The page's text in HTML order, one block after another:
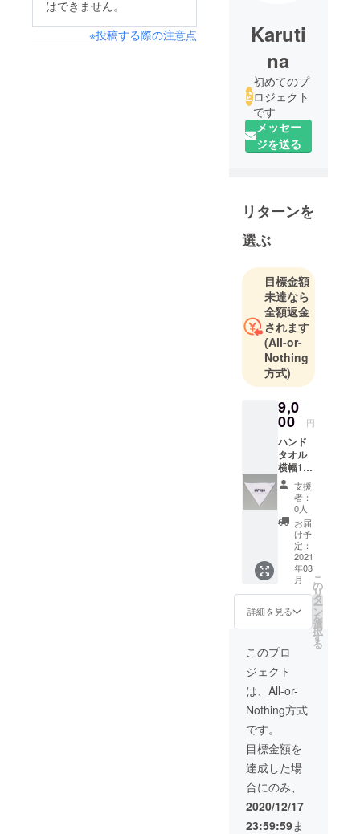
はできません。
※投稿する際の注意点
Karuti
na
初めてのプ
ロジェクト
です
メッセー
ジを送る
リターンを
選ぶ
目標金額
未達なら
全額返金
されます
(All-or-
Nothing
方式)
9,0
00 円
ハンド
タオル
横幅16
センチ
高さ12
センチ
の逆三
角形
（本件
限定サ
イズ）
です。
支援
者：
0人
お届
け予
定：
2021
年03
月
詳細を見る
こ
の
リ
タ
ー
ン
を
選
択
す
る
このプロ
ジェクト
は、All-or-
Nothing方式
です。
目標金額を
達成した場
合にのみ、
2020/12/17
23:59:59ま